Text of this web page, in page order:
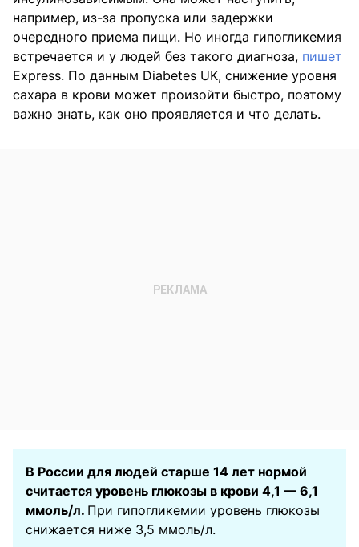
например, из-за пропуска или задержки
очередного приема пищи. Но иногда гипогликемия
встречается и у людей без такого диагноза, пишет
Express. По данным Diabetes UK, снижение уровня
сахара в крови может произойти быстро, поэтому
важно знать, как оно проявляется и что делать.
В России для людей старше 14 лет нормой
считается уровень глюкозы в крови 4,1 — 6,1
ммоль/л. При гипогликемии уровень глюкозы
снижается ниже 3,5 ммоль/л.